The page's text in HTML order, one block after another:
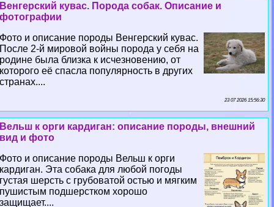
Венгерский кувас. Порода собак. Описание и
фотографии
Фото и описание породы Венгерский кувас.
После 2-й мировой войны порода у себя на
родине была близка к исчезновению, от
которого её спасла популярность в других
странах....
23 07 2026 15:56:30
Вельш к opги кардиган: описание породы, внешний
вид и фото
Фото и описание породы Вельш к opги
кардиган. Эта собака для любой погоды
густая шерсть с грубоватой остью и мягким
пушистым подшерстком хорошо
защищает....